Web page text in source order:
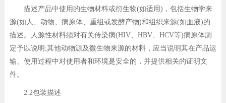
描述产品中使用的生物材料或衍生物(如适用)，包括生物学来
源(如人、动物、病原体、重组或发酵产物)和组织来源(如血液)的
描述。人源性材料须对有关传染病(HIV、HBV、HCV等)病原体测
定予以说明;其他动物源及微生物来源的材料，应当说明其在产品运
输、使用过程中对使用者和环境是安全的，并提供相关的证明文
件。
2.2包装描述